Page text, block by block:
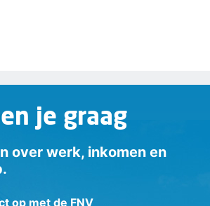
je graag
over werk, inkomen en
op met de FNV